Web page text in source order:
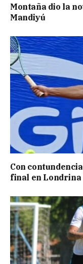
Montaña dio la
Mandiyú
Con
final en Londrina